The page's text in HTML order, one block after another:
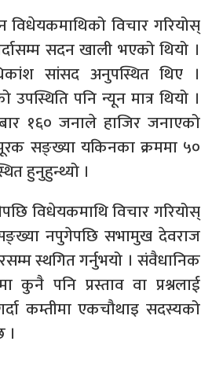
विधेयकमाथिको विचार गरियोस्
सदन खाली भएको थियो ।
सांसद अनुपस्थित थिए ।
उपस्थिति पनि न्यून मात्र थियो ।
१६० जनाले हाजिर जनाएको
सङ्ख्या यकिनका क्रममा ५०
हुनुहुन्थ्यो ।
विधेयकमाथि विचार गरियोस्
नपुगेपछि सभामुख देवराज
स्थगित गर्नुभयो । संवैधानिक
कुनै पनि प्रस्ताव वा प्रश्नलाई
कम्तीमा एकचौथाइ सदस्यको
।